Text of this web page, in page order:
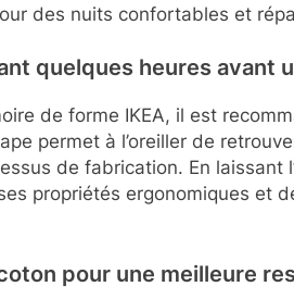
des nuits confortables et
quelques heures avant
de forme IKEA, il est
permet à l’oreiller de
de fabrication. En laissant
propriétés ergonomiques et
pour une meilleure